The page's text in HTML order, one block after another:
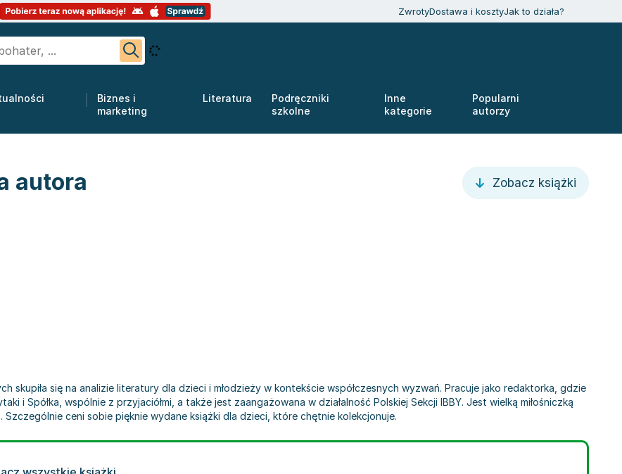
ZwrotyDostawa i kosztyJak to działa?
Biznes i
marketing
Literatura
Podręczniki
szkolne
Inne
kategorie
Popularni
autorzy
autora Zobacz książki
skupiła się na analizie literatury dla dzieci i młodzieży w kontekście współczesnych wyzwań. Pracuje jako redaktorka, gdzie
Spółka, wspólnie z przyjaciółmi, a także jest zaangażowana w działalność Polskiej Sekcji IBBY. Jest wielką miłośniczką
Szczególnie ceni sobie pięknie wydane książki dla dzieci, które chętnie kolekcjonuje.